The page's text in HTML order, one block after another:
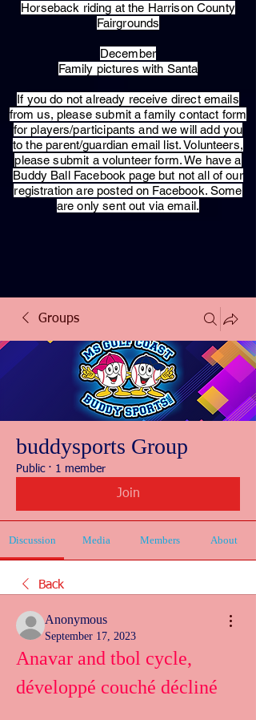
Horseback riding at the Harrison County
Fairgrounds
December
Family pictures with Santa
​If you do not already receive direct emails
from us, please submit a family contact form
for players/participants and we will add you
to the parent/guardian email list. Volunteers,
please submit a volunteer form. We have a
Buddy Ball Facebook page but not all of our
registration are posted on Facebook. Some
are only sent out via email.
Groups
buddysports Group
Public · 1 member
Join
Discussion Media Members About
Back
Anonymous
September 17, 2023
Anavar and tbol cycle,
développé couché décliné